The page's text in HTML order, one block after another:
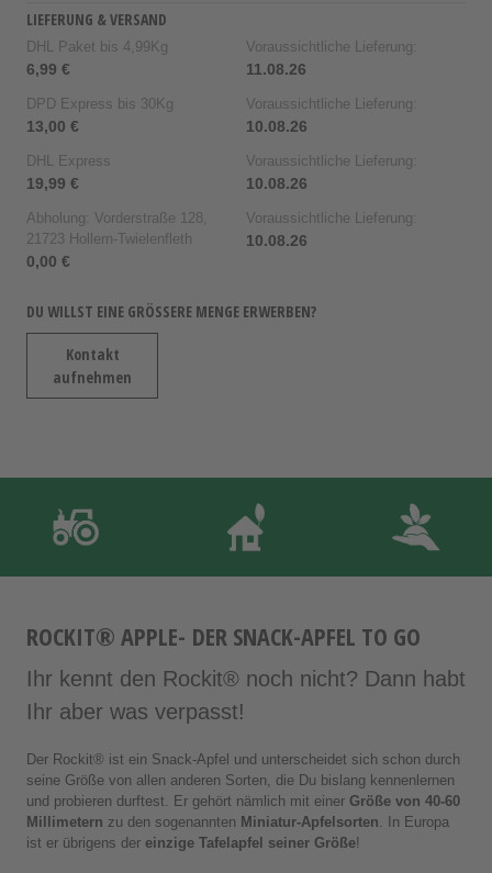
LIEFERUNG & VERSAND
DHL Paket bis 4,99Kg
6,99 €
Voraussichtliche Lieferung:
11.08.26
DPD Express bis 30Kg
13,00 €
Voraussichtliche Lieferung:
10.08.26
DHL Express
19,99 €
Voraussichtliche Lieferung:
10.08.26
Abholung: Vorderstraße 128,
21723 Hollern-Twielenfleth
0,00 €
Voraussichtliche Lieferung:
10.08.26
DU WILLST EINE GRÖSSERE MENGE ERWERBEN?
Kontakt
aufnehmen
ROCKIT® APPLE- DER SNACK-APFEL TO GO
Ihr kennt den Rockit® noch nicht? Dann habt
Ihr aber was verpasst!
Der Rockit® ist ein Snack-Apfel und unterscheidet sich schon durch
seine Größe von allen anderen Sorten, die Du bislang kennenlernen
und probieren durftest. Er gehört nämlich mit einer Größe von 40-60
Millimetern zu den sogenannten Miniatur-Apfelsorten. In Europa
ist er übrigens der einzige Tafelapfel seiner Größe!